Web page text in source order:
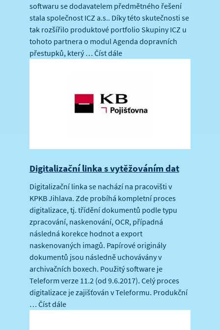
softwaru se dodavatelem předmětného řešení
stala společnost ICZ a.s.. Díky této skutečnosti se
tak rozšířilo produktové portfolio Skupiny ICZ u
tohoto partnera o modul Agenda dopravních
přestupků, který … Číst dále
Digitalizační linka s vytěžováním dat
Digitalizační linka se nachází na pracovišti v
KPKB Jihlava. Zde probíhá kompletní proces
digitalizace, tj. třídění dokumentů podle typu
zpracování, naskenování, OCR, případná
následná korekce hodnot a export
naskenovaných imagů. Papírové originály
dokumentů jsou následně uchovávány v
archivačních boxech. Použitý software je
Teleform verze 11.2 (od 9.6.2017). Celý proces
digitalizace je zajišťován v Teleformu. Produkční
… Číst dále